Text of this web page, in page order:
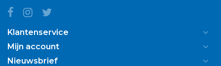
Klantenservice
Mijn account
Nieuwsbrief